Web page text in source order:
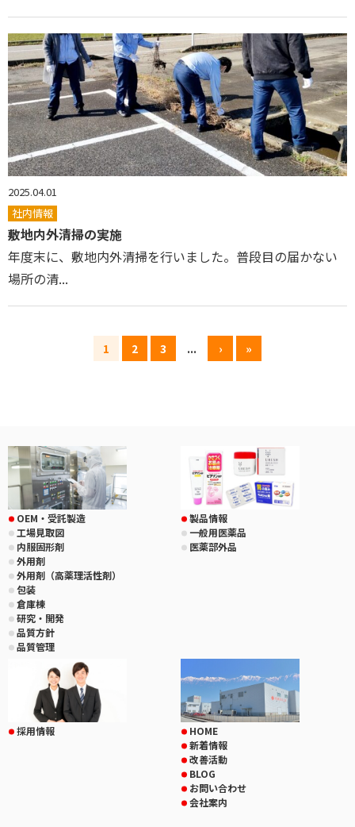
2025.04.01
社内情報
敷地内外清掃の実施
年度末に、敷地内外清掃を行いました。普段目の届かない
場所の清...
1 2 3 ... › »
OEM・受託製造
工場見取図
内服固形剤
外用剤
外用剤（高薬理活性剤）
包装
倉庫棟
研究・開発
品質方針
品質管理
製品情報
一般用医薬品
医薬部外品
採用情報
HOME
新着情報
改善活動
BLOG
お問い合わせ
会社案内